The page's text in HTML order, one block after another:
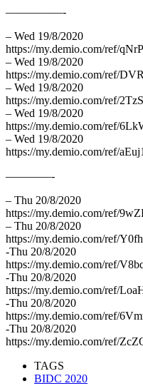
—————-
– Wed 19/8/2020
https://my.demio.com/ref/
– Wed 19/8/2020
https://my.demio.com/ref/
– Wed 19/8/2020
https://my.demio.com/ref/
– Wed 19/8/2020
https://my.demio.com/ref/
– Wed 19/8/2020
https://my.demio.com/ref/
————-
– Thu 20/8/2020
https://my.demio.com/ref/
– Thu 20/8/2020
https://my.demio.com/ref/
-Thu 20/8/2020
https://my.demio.com/ref/
-Thu 20/8/2020
https://my.demio.com/ref/
-Thu 20/8/2020
https://my.demio.com/ref/
-Thu 20/8/2020
https://my.demio.com/ref/
TAGS
BIDC 2020